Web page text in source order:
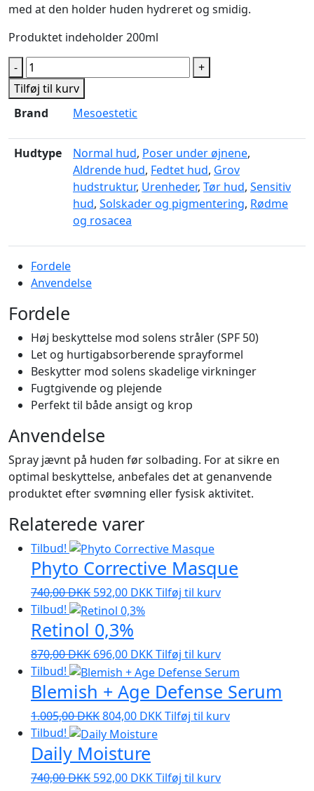
med at den holder huden hydreret og smidig.
Produktet indeholder 200ml
-
Mesoprotech®
body
sun
spray
antal
+
Tilføj til kurv
Brand
Mesoestetic
Hudtype Normal hud, Poser under øjnene,
Aldrende hud, Fedtet hud, Grov
hudstruktur, Urenheder, Tør hud, Sensitiv
hud, Solskader og pigmentering, Rødme
og rosacea
Fordele
Anvendelse
Fordele
Høj beskyttelse mod solens stråler (SPF 50)
Let og hurtigabsorberende sprayformel
Beskytter mod solens skadelige virkninger
Fugtgivende og plejende
Perfekt til både ansigt og krop
Anvendelse
Spray jævnt på huden før solbading. For at sikre en
optimal beskyttelse, anbefales det at genanvende
produktet efter svømning eller fysisk aktivitet.
Relaterede varer
Tilbud!
Phyto Corrective Masque
740,00DKK Den
oprindelige
pris
var:
740,00 DKK.
592,00 DKKDen
592,00 DKK.
Tilføj til kurv
Tilbud!
Retinol 0,3%
870,00DKK Den
oprindelige
pris
var:
870,00 DKK.
696,00 DKKDen
aktuelle
pris
er:
696,00 DKK.
Tilføj til kurv
Tilbud!
Blemish + Age Defense Serum
1.005,00DKKDen
oprindelige
pris
var:
1.005,00 DKK.
804,00 DKKDen
804,00 DKK.
Tilføj til kurv
Tilbud!
Daily Moisture
740,00DKK Den
592,00 DKKDen
Tilføj til kurv